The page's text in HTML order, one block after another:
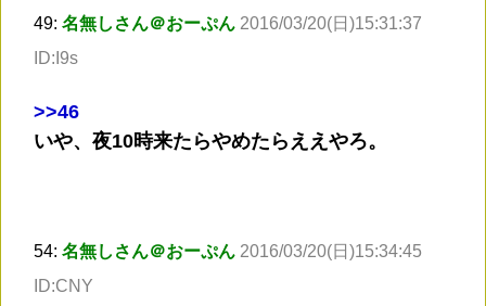
49: 名無しさん＠おーぷん 2016/03/20(日)15:31:37
ID:I9s
>>46
いや、夜10時来たらやめたらええやろ。
54: 名無しさん＠おーぷん 2016/03/20(日)15:34:45
ID:CNY